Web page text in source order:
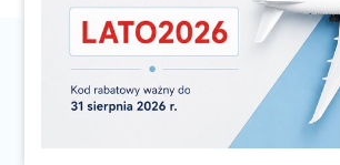
SUBSKRYPCJA